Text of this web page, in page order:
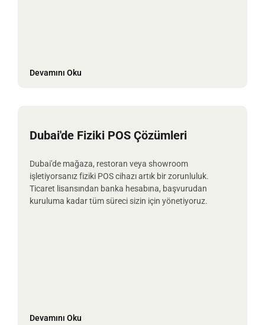
Devamını Oku
Dubai'de Fiziki POS Çözümleri
Dubai'de mağaza, restoran veya showroom
işletiyorsanız fiziki POS cihazı artık bir zorunluluk.
Ticaret lisansından banka hesabına, başvurudan
kuruluma kadar tüm süreci sizin için yönetiyoruz.
Devamını Oku